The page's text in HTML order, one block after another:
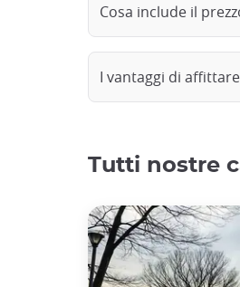
Cosa include il
I vantaggi di
Tutti nostre